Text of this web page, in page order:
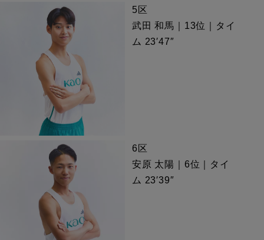
5区
武田 和馬｜13位｜タイ
ム 23′47″
6区
安原 太陽｜6位｜タイ
ム 23′39″